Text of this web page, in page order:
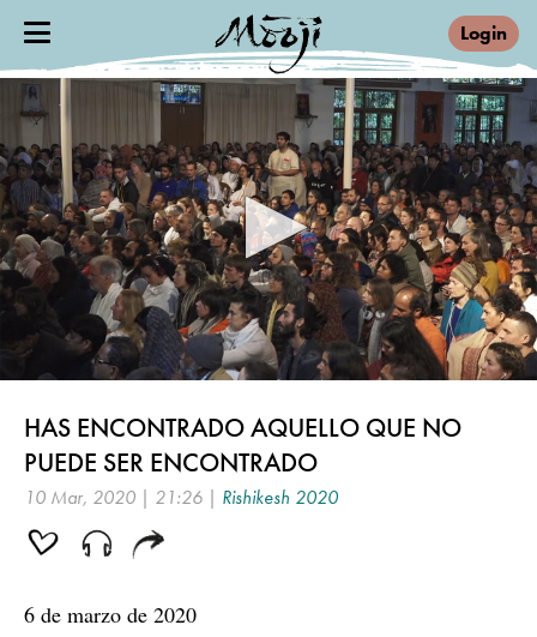
Login
minutes,
seconds
HAS ENCONTRADO AQUELLO QUE NO
PUEDE SER ENCONTRADO
10 Mar, 2020 | 21:26 | Rishikesh 2020
6 de marzo de 2020